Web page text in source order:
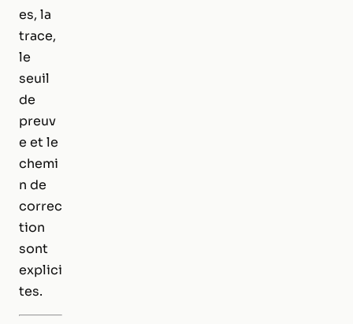
es, la
trace,
le
seuil
de
preuv
e et le
chemi
n de
correc
tion
sont
explici
tes.